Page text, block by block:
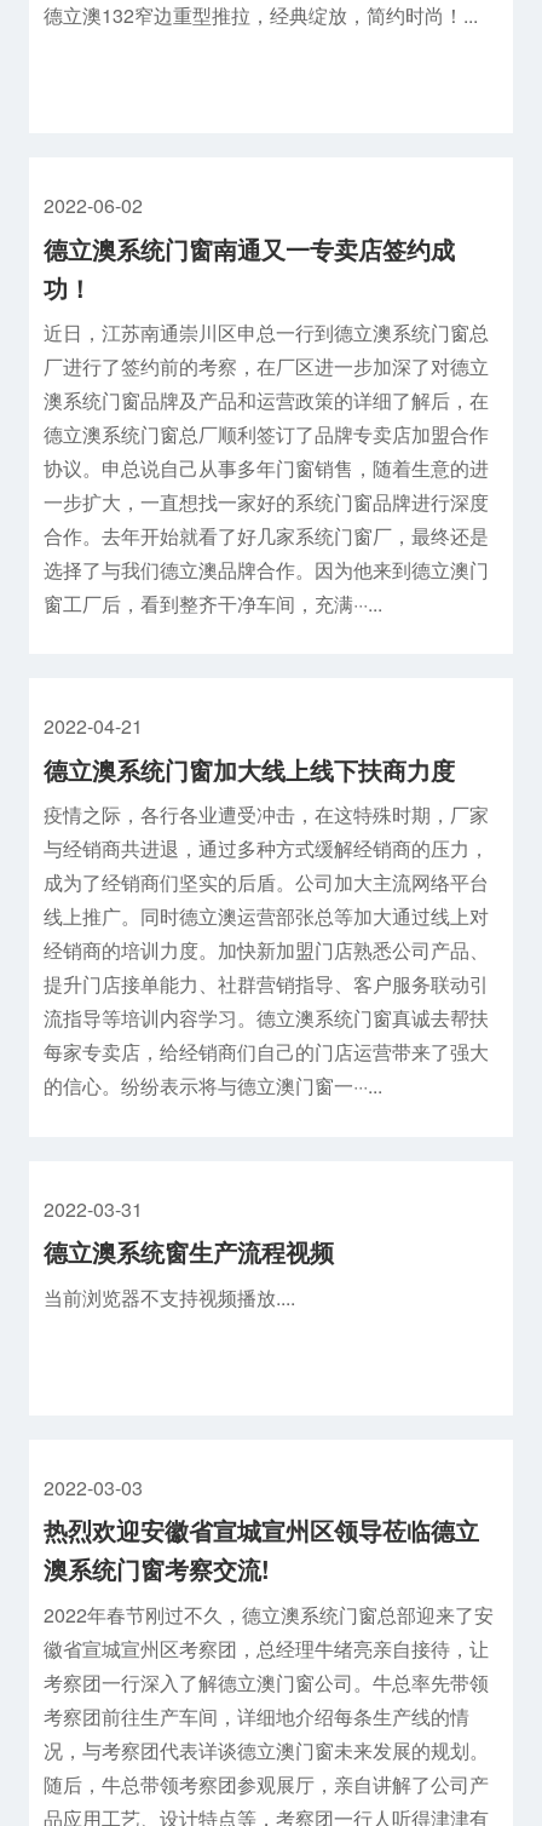
德立澳132窄边重型推拉，经典绽放，简约时尚！...
2022-06-02
德立澳系统门窗南通又一专卖店签约成
功！
近日，江苏南通崇川区申总一行到德立澳系统门窗总
厂进行了签约前的考察，在厂区进一步加深了对德立
澳系统门窗品牌及产品和运营政策的详细了解后，在
德立澳系统门窗总厂顺利签订了品牌专卖店加盟合作
协议。申总说自己从事多年门窗销售，随着生意的进
一步扩大，一直想找一家好的系统门窗品牌进行深度
合作。去年开始就看了好几家系统门窗厂，最终还是
选择了与我们德立澳品牌合作。因为他来到德立澳门
窗工厂后，看到整齐干净车间，充满···...
2022-04-21
德立澳系统门窗加大线上线下扶商力度
疫情之际，各行各业遭受冲击，在这特殊时期，厂家
与经销商共进退，通过多种方式缓解经销商的压力，
成为了经销商们坚实的后盾。公司加大主流网络平台
线上推广。同时德立澳运营部张总等加大通过线上对
经销商的培训力度。加快新加盟门店熟悉公司产品、
提升门店接单能力、社群营销指导、客户服务联动引
流指导等培训内容学习。德立澳系统门窗真诚去帮扶
每家专卖店，给经销商们自己的门店运营带来了强大
的信心。纷纷表示将与德立澳门窗一···...
2022-03-31
德立澳系统窗生产流程视频
当前浏览器不支持视频播放....
2022-03-03
热烈欢迎安徽省宣城宣州区领导莅临德立
澳系统门窗考察交流!
2022年春节刚过不久，德立澳系统门窗总部迎来了安
徽省宣城宣州区考察团，总经理牛绪亮亲自接待，让
考察团一行深入了解德立澳门窗公司。牛总率先带领
考察团前往生产车间，详细地介绍每条生产线的情
况，与考察团代表详谈德立澳门窗未来发展的规划。
随后，牛总带领考察团参观展厅，亲自讲解了公司产
品应用工艺、设计特点等，考察团一行人听得津津有